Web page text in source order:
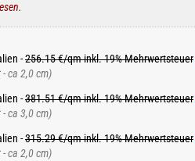
-256.15 €/qm inkl. 19% Mehrwertsteuer
ca 2,0 cm)
-381.51 €/qm inkl. 19% Mehrwertsteuer
ca 3,0 cm)
-315.29 €/qm inkl. 19% Mehrwertsteuer
ca 2,0 cm)